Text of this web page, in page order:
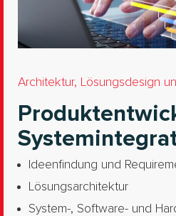
Architektur, Lösungsdesign
Ideenfindung und
Lösungsarchitektur
System-, Software- und